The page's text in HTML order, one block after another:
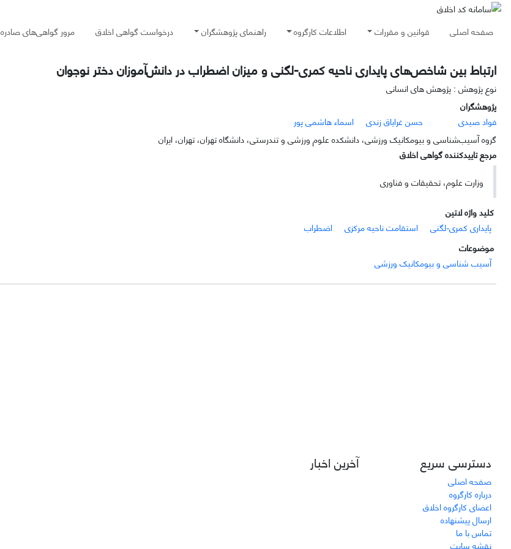
صفحه اصلی قوانین و مقررات اطلاعات کارگروه راهنمای پژوهشگران درخواست گواهی اخلاق مرور گواهی‌های صادره
ارتباط بین شاخص‌های پایداری ناحیه کمری-لگنی و میزان اضطراب در دانش‌آموزان دختر نوجوان
نوع پژوهش : پژوهش های انسانی
پژوهشگران
فواد صیدی
حسن غرایاق زندی
اسماء هاشمی پور
گروه آسیب‌شناسی و بیومکانیک ورزشی، دانشکده علوم ورزشی و تندرستی، دانشگاه تهران، تهران، ایران
مرجع تاییدکننده گواهی اخلاق
وزارت علوم، تحقیقات و فناوری
کلید واژه لاتین
پایداری کمری-لگنی
استقامت ناحیه مرکزی
اضطراب
موضوعات
آسیب شناسی و بیومکانیک ورزشی
دسترسی سریع
صفحه اصلی
درباره کارگروه
اعضای کارگروه اخلاق
ارسال پیشنهاده
تماس با ما
نقشه سایت
آخرین اخبار